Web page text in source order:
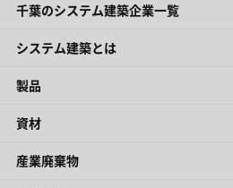
千葉のシステム建築企業一覧
システム建築とは
製品
資材
産業廃棄物